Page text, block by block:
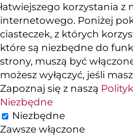
łatwiejszego korzystania z
internetowego. Poniżej
ciasteczek, z których
które są niezbędne do
strony, muszą być
możesz wyłączyć, jeśli
Zapoznaj się z naszą
Niezbędne
Niezbędne
Zawsze włączone